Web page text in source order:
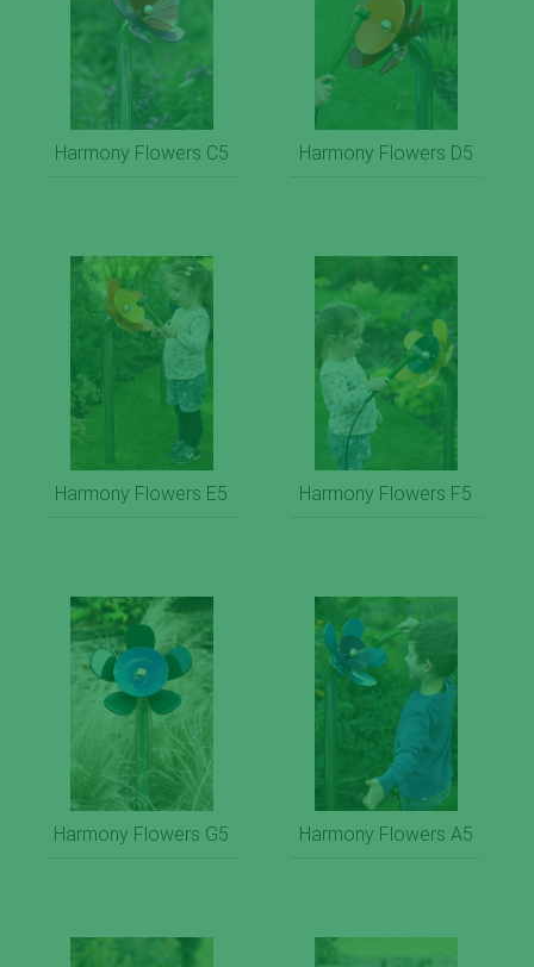
Harmony Flowers C5 Harmony Flowers D5
Harmony Flowers E5 Harmony Flowers F5
Harmony Flowers G5 Harmony Flowers A5